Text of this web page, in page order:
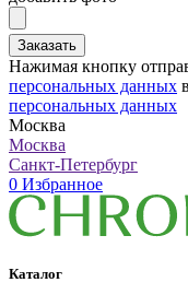
Заказать
Нажимая кнопку
персональных данных
персональных данных
Москва
Москва
Санкт-Петербург
0 Избранное
Каталог